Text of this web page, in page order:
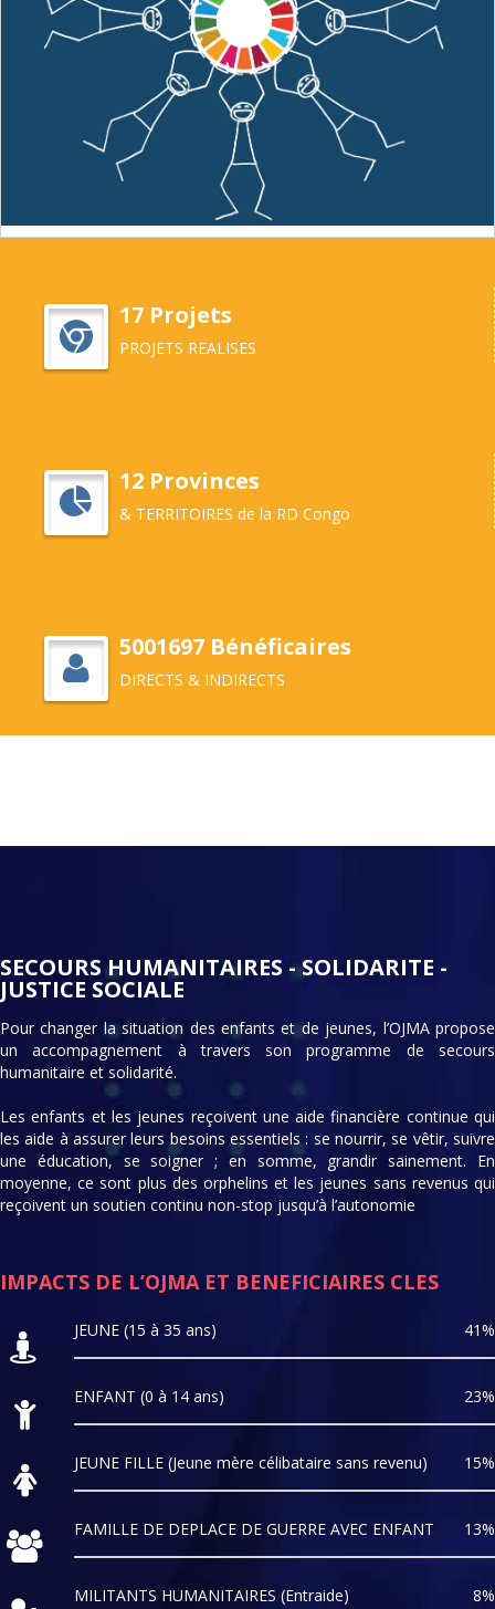
17 Projets
PROJETS REALISES
12 Provinces
& TERRITOIRES de la RD Congo
5001697 Bénéficaires
DIRECTS & INDIRECTS
SECOURS HUMANITAIRES - SOLIDARITE -
JUSTICE SOCIALE
Pour changer la situation des enfants et de jeunes, l’OJMA propose
un accompagnement à travers son programme de secours
humanitaire et solidarité.
Les enfants et les jeunes reçoivent une aide financière continue qui
les aide à assurer leurs besoins essentiels : se nourrir, se vêtir, suivre
une éducation, se soigner ; en somme, grandir sainement. En
moyenne, ce sont plus des orphelins et les jeunes sans revenus qui
reçoivent un soutien continu non-stop jusqu’à l’autonomie
IMPACTS DE L’OJMA ET BENEFICIAIRES CLES
JEUNE (15 à 35 ans) 41%
ENFANT (0 à 14 ans) 23%
JEUNE FILLE (Jeune mère célibataire sans revenu) 15%
FAMILLE DE DEPLACE DE GUERRE AVEC ENFANT 13%
MILITANTS HUMANITAIRES (Entraide) 8%